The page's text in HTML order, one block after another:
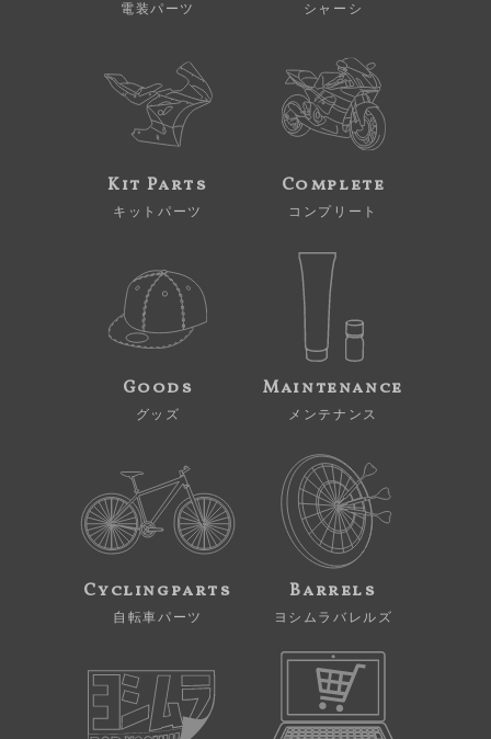
電装パーツ シャーシ
Kit Parts
キットパーツ
Complete
コンプリート
Goods
グッズ
Maintenance
メンテナンス
Cyclingparts
自転車パーツ
Barrels
ヨシムラバレルズ